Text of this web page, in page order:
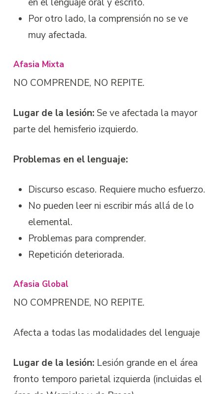
en el lenguaje oral y escrito.
Por otro lado, la comprensión no se ve
muy afectada.
Afasia Mixta
NO COMPRENDE, NO REPITE.
Lugar de la lesión: Se ve afectada la mayor
parte del hemisferio izquierdo.
Problemas en el lenguaje:
Discurso escaso. Requiere mucho esfuerzo.
No pueden leer ni escribir más allá de lo
elemental.
Problemas para comprender.
Repetición deteriorada.
Afasia Global
NO COMPRENDE, NO REPITE.
Afecta a todas las modalidades del lenguaje
Lugar de la lesión: Lesión grande en el área
fronto temporo parietal izquierda (incluidas el